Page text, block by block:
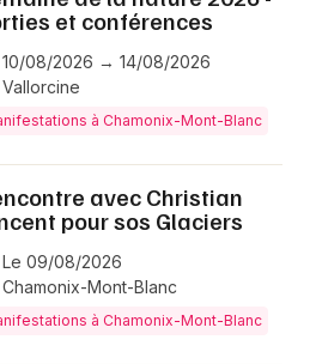
et conférences
10/08/2026 → 14/08/2026
Vallorcine
à Chamonix-Mont-Blanc
avec Christian
pour sos Glaciers
Le 09/08/2026
Chamonix-Mont-Blanc
à Chamonix-Mont-Blanc